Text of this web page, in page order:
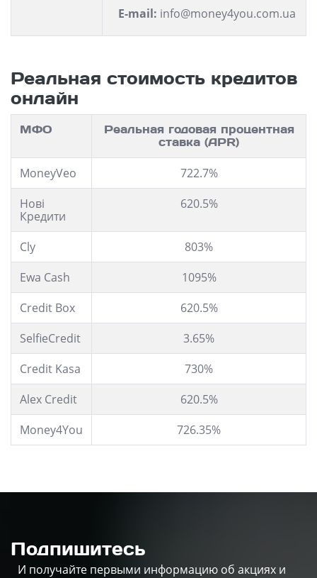
E-mail: info@money4you.com.ua
Реальная стоимость кредитов
онлайн
МФО
Реальная годовая процентная
ставка (APR)
MoneyVeo
722.7%
Нові
Кредити
620.5%
Cly
803%
Ewa Cash
1095%
Credit Box
620.5%
SelfieCredit
3.65%
Credit Kasa
730%
Alex Credit
620.5%
Money4You
726.35%
Подпишитесь
И получайте первыми информацию об акциях и